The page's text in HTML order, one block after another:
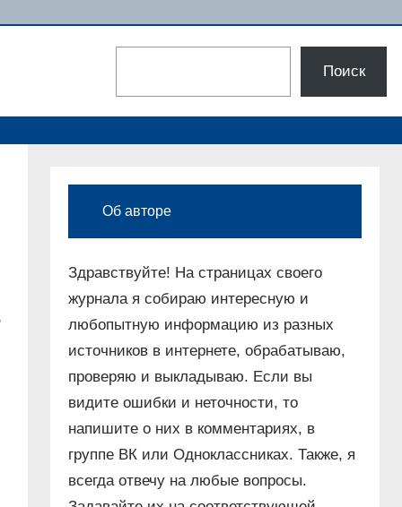
Поиск
Об авторе
Здравствуйте! На страницах своего
журнала я собираю интересную и
любопытную информацию из разных
источников в интернете, обрабатываю,
проверяю и выкладываю. Если вы
видите ошибки и неточности, то
напишите о них в комментариях, в
группе ВК или Одноклассниках. Также, я
всегда отвечу на любые вопросы.